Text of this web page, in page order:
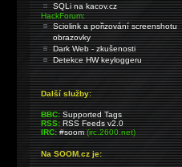
SQLi na kacov.cz
HackForum:
Sciolink a pořizování screenshotu
obrazovky
Dark Web - zkušenosti
Detekce HW keyloggeru
Další služby:
BBC: Supported Tags
RSS: RSS Feeds v2.0
IRC: #soom(irc.2600.net)
Na SOOM.cz je: